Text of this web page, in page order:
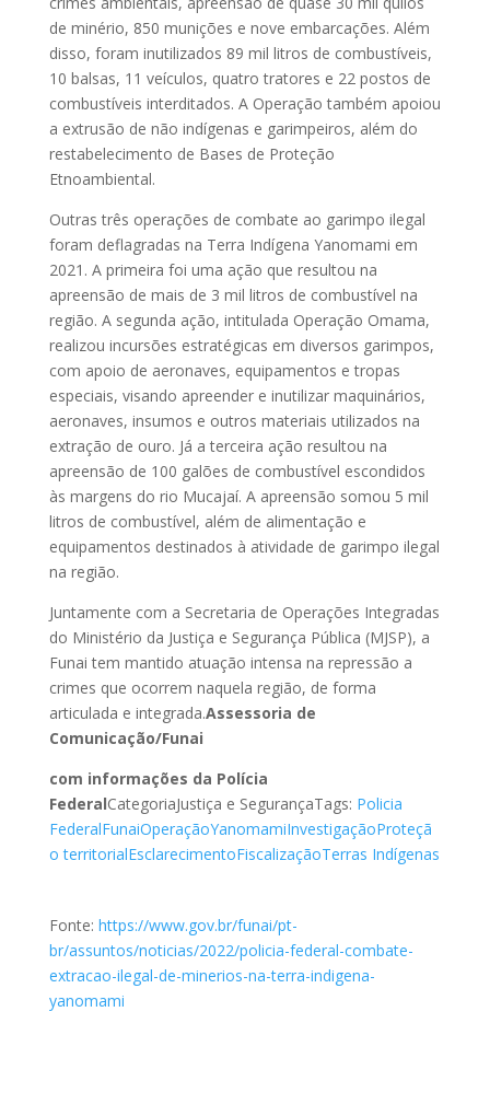
de minério, 850 munições e nove embarcações. Além
disso, foram inutilizados 89 mil litros de combustíveis,
10 balsas, 11 veículos, quatro tratores e 22 postos de
combustíveis interditados. A Operação também apoiou
a extrusão de não indígenas e garimpeiros, além do
restabelecimento de Bases de Proteção
Etnoambiental.
Outras três operações de combate ao garimpo ilegal
foram deflagradas na Terra Indígena Yanomami em
2021. A primeira foi uma ação que resultou na
apreensão de mais de 3 mil litros de combustível na
região. A segunda ação, intitulada Operação Omama,
realizou incursões estratégicas em diversos garimpos,
com apoio de aeronaves, equipamentos e tropas
especiais, visando apreender e inutilizar maquinários,
aeronaves, insumos e outros materiais utilizados na
extração de ouro. Já a terceira ação resultou na
apreensão de 100 galões de combustível escondidos
às margens do rio Mucajaí. A apreensão somou 5 mil
litros de combustível, além de alimentação e
equipamentos destinados à atividade de garimpo ilegal
na região.
Juntamente com a Secretaria de Operações Integradas
do Ministério da Justiça e Segurança Pública (MJSP), a
Funai tem mantido atuação intensa na repressão a
crimes que ocorrem naquela região, de forma
articulada e integrada.Assessoria de
Comunicação/Funai
com informações da Polícia
FederalCategoriaJustiça e SegurançaTags: Policia
FederalFunaiOperaçãoYanomamiInvestigaçãoProteçã
o territorialEsclarecimentoFiscalizaçãoTerras Indígenas
Fonte: https://www.gov.br/funai/pt-
br/assuntos/noticias/2022/policia-federal-combate-
extracao-ilegal-de-minerios-na-terra-indigena-
yanomami